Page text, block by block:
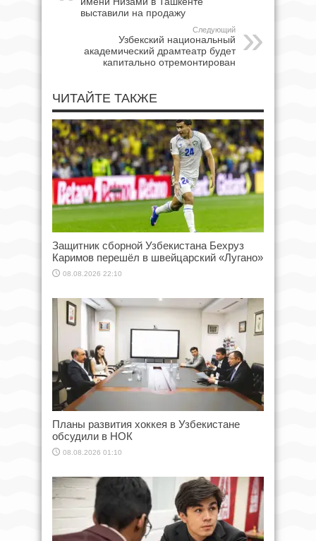
выставили на продажу
Следующий
Узбекский национальный
академический драмтеатр будет
капитально отремонтирован
ЧИТАЙТЕ ТАКЖЕ
Защитник сборной Узбекистана Бехруз
Каримов перешёл в швейцарский «Лугано»
08.08.2026 22:10
Планы развития хоккея в Узбекистане
обсудили в НОК
08.08.2026 01:10